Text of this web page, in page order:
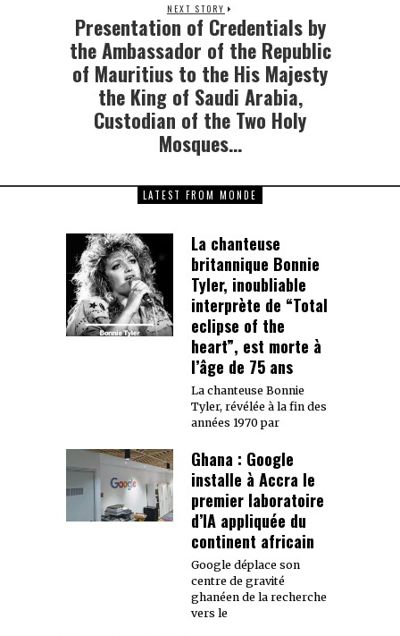
NEXT STORY
Next
post:
Presentation of Credentials by
the Ambassador of the Republic
of Mauritius to the His Majesty
the King of Saudi Arabia,
Custodian of the Two Holy
Mosques…
LATEST FROM MONDE
La chanteuse
britannique Bonnie
Tyler, inoubliable
interprète de “Total
eclipse of the
heart”, est morte à
l’âge de 75 ans
La chanteuse Bonnie
Tyler, révélée à la fin des
années 1970 par
Ghana : Google
installe à Accra le
premier laboratoire
d’IA appliquée du
continent africain
Google déplace son
centre de gravité
ghanéen de la recherche
vers le